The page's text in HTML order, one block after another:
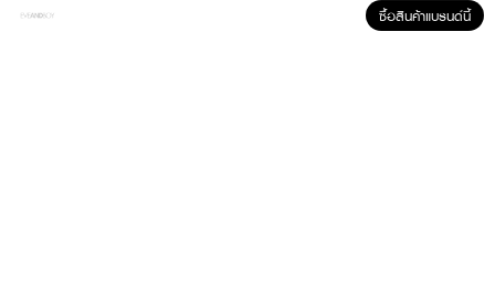
ซื้อสินค้าแบรนด์นี้